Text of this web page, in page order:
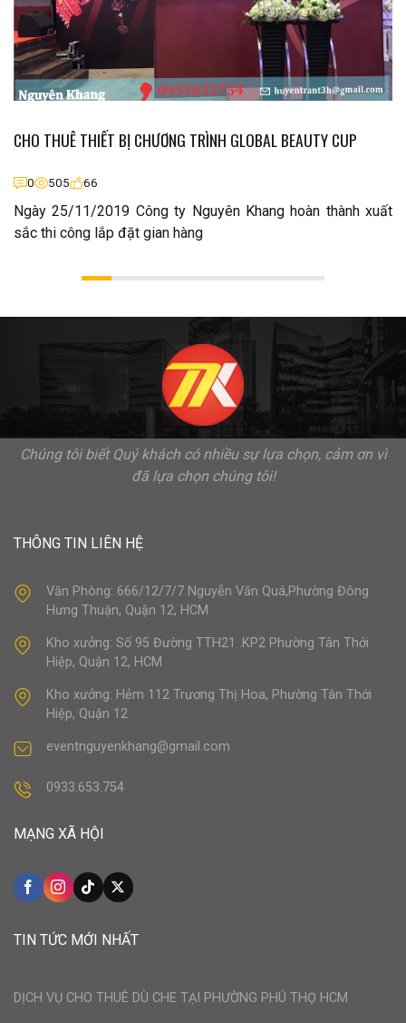
CHO THUÊ THIẾT BỊ CHƯƠNG TRÌNH GLOBAL BEAUTY CUP
0 505 66
Ngày 25/11/2019 Công ty Nguyên Khang hoàn thành xuất
sắc thi công lắp đặt gian hàng
Chúng tôi biết Quý khách có nhiều sự lựa chọn, cảm ơn vì
đã lựa chọn chúng tôi!
THÔNG TIN LIÊN HỆ
Văn Phòng: 666/12/7/7 Nguyễn Văn Quá,Phường Đông
Hưng Thuận, Quận 12, HCM
Kho xưởng: Số 95 Đường TTH21 .KP2 Phường Tân Thới
Hiệp, Quận 12, HCM
Kho xưởng: Hẻm 112 Trương Thị Hoa, Phường Tân Thới
Hiệp, Quận 12
eventnguyenkhang@gmail.com
0933.653.754
MẠNG XÃ HỘI
TIN TỨC MỚI NHẤT
DỊCH VỤ CHO THUÊ DÙ CHE TẠI PHƯỜNG PHÚ THỌ HCM